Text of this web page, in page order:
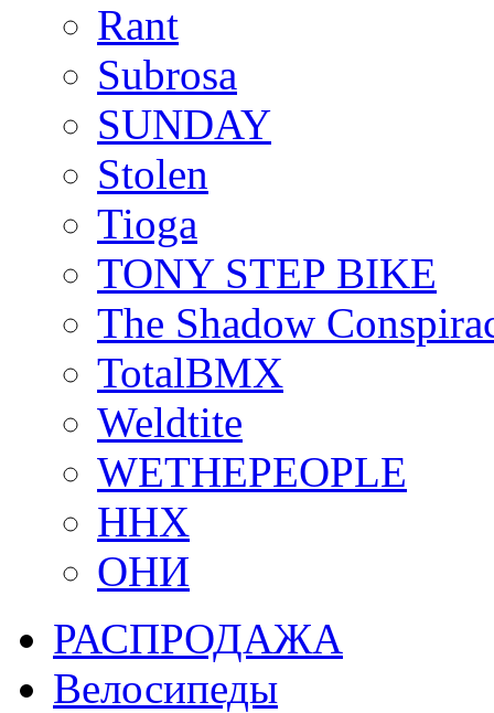
Rant
Subrosa
SUNDAY
Stolen
Tioga
TONY STEP BIKE
The Shadow
TotalBMX
Weldtite
WETHEPEOPLE
ННХ
ОНИ
РАСПРОДАЖА
Велосипеды